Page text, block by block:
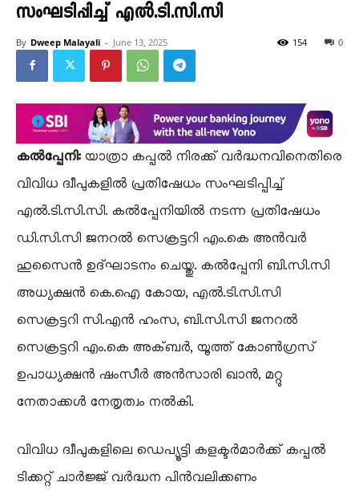
സംഘടിപ്പിച്ച് എൽ.ടി.സി.സി
By Dweep Malayali - June 13, 2025 0
154
കൽപ്പേനി:യാത്രാ കപ്പൽ നിരക്ക് വർദ്ധനവിനെതിരെ
വിവിധ ദ്വീപുകളിൽ പ്രതിഷേധം സംഘടിപ്പിച്ച്
എൽ.ടി.സി.സി. കൽപ്പേനിയിൽ നടന്ന പ്രതിഷേധം
ഡി.സി.സി ജനറൽ സെക്രട്ടറി എം.കെ അൻവർ
ഹുസൈൻ ഉദ്ഘാടനം ചെയ്തു. കൽപ്പേനി ബി.സി.സി
അധ്യക്ഷൻ കെ.ഐ കോയ, എൽ.ടി.സി.സി
സെക്രട്ടറി സി.എൻ ഹംസ, ബി.സി.സി ജനറൽ
സെക്രട്ടറി എം.കെ അക്ബർ, യൂത്ത് കോൺഗ്രസ്
ഉപാധ്യക്ഷൻ ഷംസീർ അൻസാരി ഖാൻ, മറ്റു
നേതാക്കൾ നേതൃത്വം നൽകി.
വിവിധ ദ്വീപുകളിലെ ഡെപ്യൂട്ടി കളക്ടർമാർക്ക് കപ്പൽ
ടിക്കറ്റ് ചാർജ്ജ് വർദ്ധന പിൻവലിക്കണം